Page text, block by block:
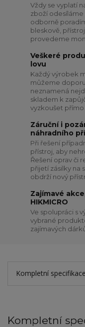
Vždy se vyplatí
zboží odesíláme
odborně
bleskově,
provedeme
Veškeré
lovu
Každý výrobek
můžeme
neznamená
skladem k
vyzkoušet
Záruční i
náhradního
Při řešení
přístroj, aby
Řešení oprav či
přijetí zásilky na
obdrží nový
Zajímavé
HIKMICRO
Ve spolupráci s
vybrané
zajímavých
Kompletní specifikace
Kompletní